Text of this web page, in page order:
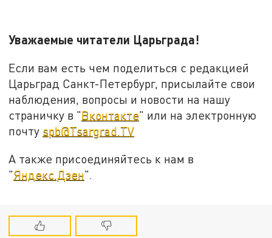
Уважаемые читатели Царьграда!
Если вам есть чем поделиться с редакцией
Царьград Санкт-Петербург, присылайте свои
наблюдения, вопросы и новости на нашу
страничку в "Вконтакте" или на электронную
почту spb@Tsargrad.TV
А также присоединяйтесь к нам в
"Яндекс.Дзен".